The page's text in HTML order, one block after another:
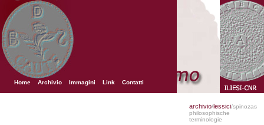
Home Archivio Immagini Link Contatti
archivio/lessici/spinozas
philosophische
terminologie